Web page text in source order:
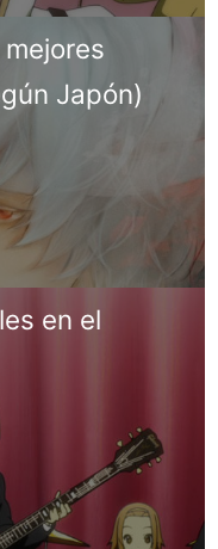
Japón)
en el